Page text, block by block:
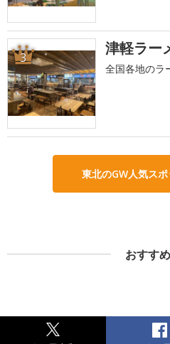
3 津軽ラー
全国各地のラ
東北のGW人気ス
おすす